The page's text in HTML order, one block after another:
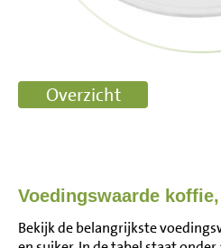
Voedingswaarde
Bekijk de belangrijkste